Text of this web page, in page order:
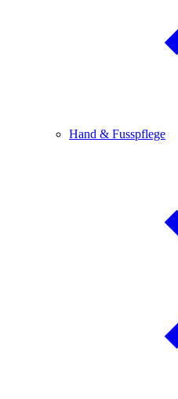
Hand & Fusspflege